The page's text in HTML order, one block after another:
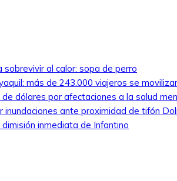
al calor: sopa de perro
más de 243.000 viajeros se
dólares por afectaciones a la salud
ante proximidad de tifón
inmediata de Infantino